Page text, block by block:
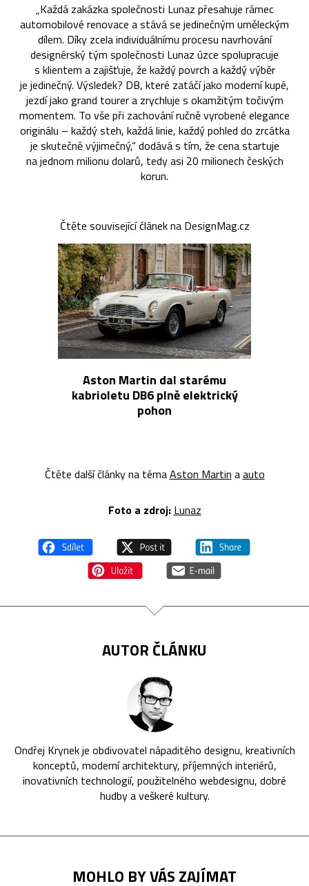
„Každá zakázka společnosti Lunaz přesahuje rámec
automobilové renovace a stává se jedinečným uměleckým
dílem. Díky zcela individuálnímu procesu navrhování
designérský tým společnosti Lunaz úzce spolupracuje
s klientem a zajišťuje, že každý povrch a každý výběr
je jedinečný. Výsledek? DB, které zatáčí jako moderní kupé,
jezdí jako grand tourer a zrychluje s okamžitým točivým
momentem. To vše při zachování ručně vyrobené elegance
originálu – každý steh, každá linie, každý pohled do zrcátka
je skutečně výjimečný,“ dodává s tím, že cena startuje
na jednom milionu dolarů, tedy asi 20 milionech českých
korun.
Čtěte související článek na DesignMag.cz
Aston Martin dal starému
kabrioletu DB6 plně elektrický
pohon
Čtěte další články na témaAston Martin aauto
Foto a zdroj: Lunaz
AUTOR ČLÁNKU
Ondřej Krynek je obdivovatel nápaditého designu, kreativních
konceptů, moderní architektury, příjemných interiérů,
inovativních technologií, použitelného webdesignu, dobré
hudby a veškeré kultury.
MOHLO BY VÁS ZAJÍMAT